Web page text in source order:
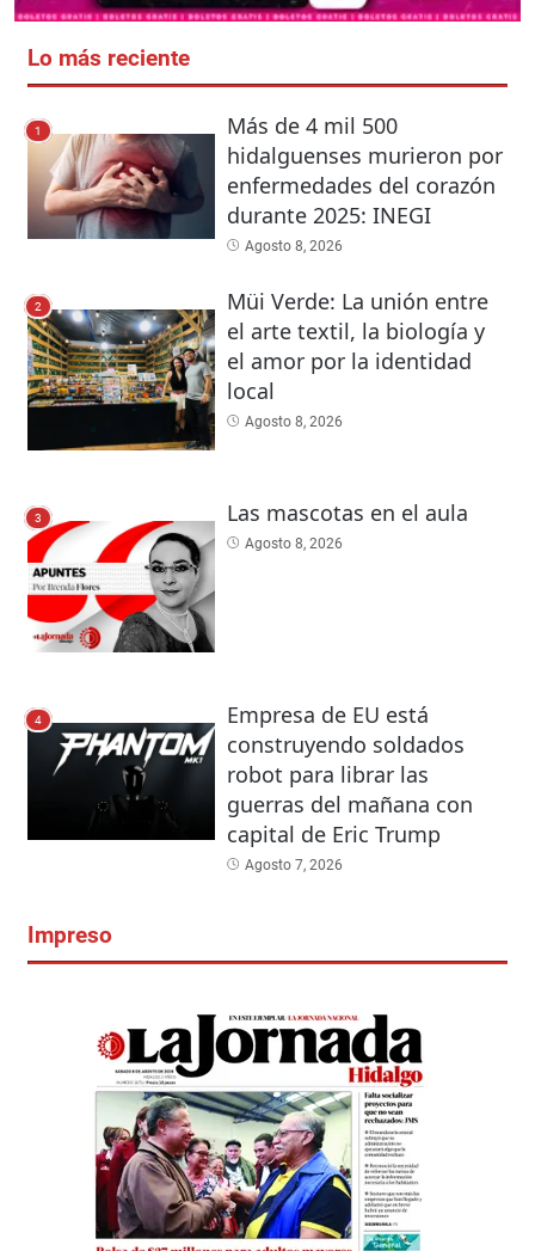
Lo más reciente
1
Más de 4 mil 500
hidalguenses murieron por
enfermedades del corazón
durante 2025: INEGI
Agosto 8, 2026
2
Müi Verde: La unión entre
el arte textil, la biología y
el amor por la identidad
local
Agosto 8, 2026
3 Las mascotas en el aula
Agosto 8, 2026
4
Empresa de EU está
construyendo soldados
robot para librar las
guerras del mañana con
capital de Eric Trump
Agosto 7, 2026
Impreso